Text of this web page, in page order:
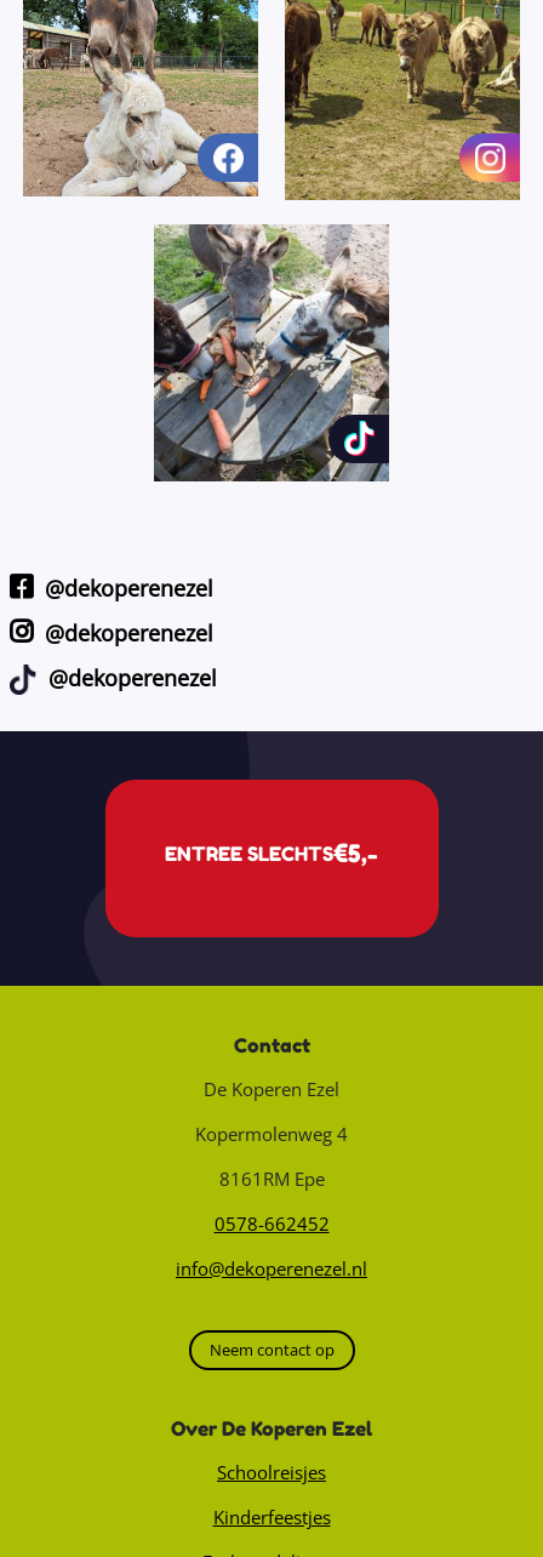
@dekoperenezel
@dekoperenezel
@dekoperenezel
ENTREE SLECHTS€5,-
Contact
De Koperen Ezel
Kopermolenweg 4
8161RM Epe
0578-662452
info@dekoperenezel.nl
Neem contact op
Over De Koperen Ezel
Schoolreisjes
Kinderfeestjes